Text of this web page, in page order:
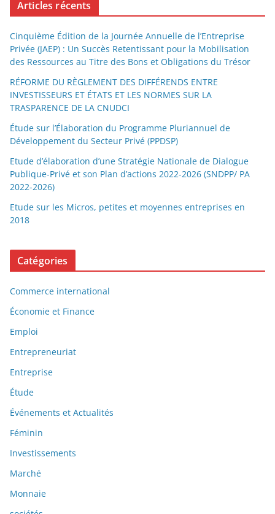
Articles récents
Cinquième Édition de la Journée Annuelle de l’Entreprise
Privée (JAEP) : Un Succès Retentissant pour la Mobilisation
des Ressources au Titre des Bons et Obligations du Trésor
RÉFORME DU RÈGLEMENT DES DIFFÉRENDS ENTRE
INVESTISSEURS ET ÉTATS ET LES NORMES SUR LA
TRASPARENCE DE LA CNUDCI
Étude sur l’Élaboration du Programme Pluriannuel de
Développement du Secteur Privé (PPDSP)
Etude d’élaboration d’une Stratégie Nationale de Dialogue
Publique-Privé et son Plan d’actions 2022-2026 (SNDPP/ PA
2022-2026)
Etude sur les Micros, petites et moyennes entreprises en
2018
Catégories
Commerce international
Économie et Finance
Emploi
Entrepreneuriat
Entreprise
Étude
Événements et Actualités
Féminin
Investissements
Marché
Monnaie